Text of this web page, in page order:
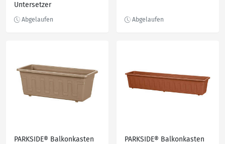
Untersetzer
PARKSIDE® Balkonkasten
PARKSIDE® Balkonkasten